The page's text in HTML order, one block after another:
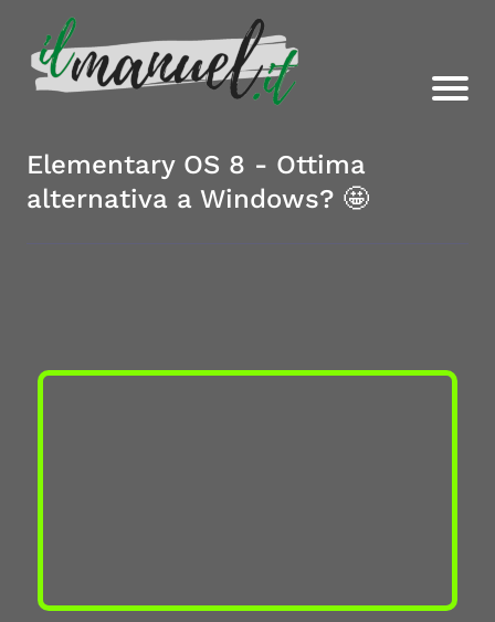
Elementary OS 8 - Ottima
alternativa a Windows? 🤩